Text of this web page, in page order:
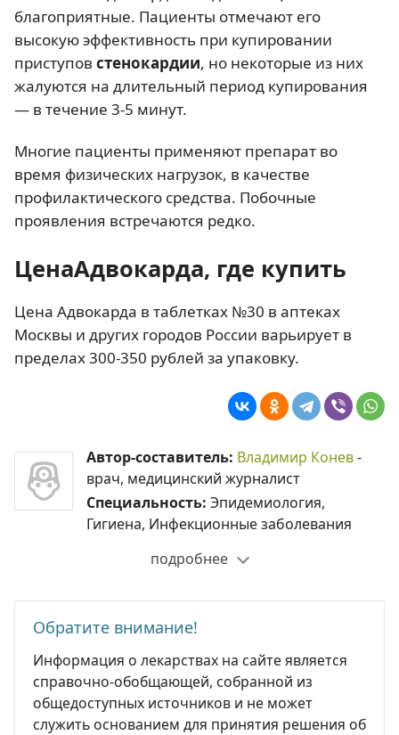
благоприятные. Пациенты отмечают его
высокую эффективность при купировании
приступов стенокардии, но некоторые из них
жалуются на длительный период купирования
— в течение 3-5 минут.
Многие пациенты применяют препарат во
время физических нагрузок, в качестве
профилактического средства. Побочные
проявления встречаются редко.
ЦенаАдвокарда, где купить
Цена Адвокарда в таблетках №30 в аптеках
Москвы и других городов России варьирует в
пределах 300-350 рублей за упаковку.
Автор-составитель: Владимир Конев-
врач, медицинский журналист
Специальность: Эпидемиология,
Гигиена, Инфекционные заболевания
подробнее
Обратите внимание!
Информация о лекарствах на сайте является
справочно-обобщающей, собранной из
общедоступных источников и не может
служить основанием для принятия решения об